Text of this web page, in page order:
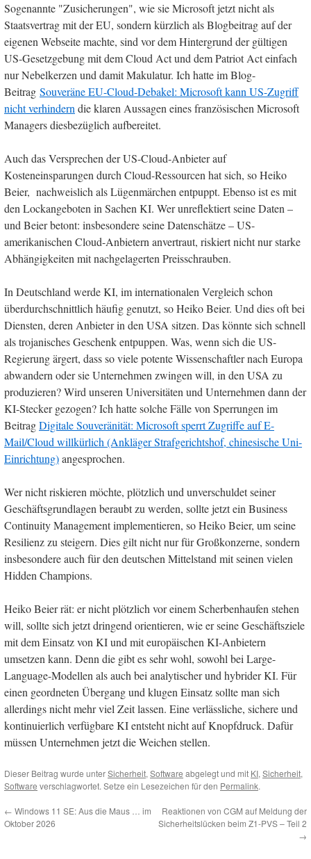
Sogenannte "Zusicherungen", wie sie Microsoft jetzt nicht als
Staatsvertrag mit der EU, sondern kürzlich als Blogbeitrag auf der
eigenen Webseite machte, sind vor dem Hintergrund der gültigen
US-Gesetzgebung mit dem Cloud Act und dem Patriot Act einfach
nur Nebelkerzen und damit Makulatur. Ich hatte im Blog-
Beitrag Souveräne EU-Cloud-Debakel: Microsoft kann US-Zugriff
nicht verhinderndie klaren Aussagen eines französischen Microsoft
Managers diesbezüglich aufbereitet.
Auch das Versprechen der US-Cloud-Anbieter auf
Kosteneinsparungen durch Cloud-Ressourcen hat sich, so Heiko
Beier, nachweislich als Lügenmärchen entpuppt. Ebenso ist es mit
den Lockangeboten in Sachen KI. Wer unreflektiert seine Daten –
und Beier betont: insbesondere seine Datenschätze – US-
amerikanischen Cloud-Anbietern anvertraut, riskiert nicht nur starke
Abhängigkeiten mit nachgelagerten Preisschrauben.
In Deutschland werde KI, im internationalen Vergleich schon
überdurchschnittlich häufig genutzt, so Heiko Beier. Und dies oft bei
Diensten, deren Anbieter in den USA sitzen. Das könnte sich schnell
als trojanisches Geschenk entpuppen. Was, wenn sich die US-
Regierung ärgert, dass so viele potente Wissenschaftler nach Europa
abwandern oder sie Unternehmen zwingen will, in den USA zu
produzieren? Wird unseren Universitäten und Unternehmen dann der
KI-Stecker gezogen? Ich hatte solche Fälle von Sperrungen im
BeitragDigitale Souveränität: Microsoft sperrt Zugriffe auf E-
Mail/Cloud willkürlich (Ankläger Strafgerichtshof, chinesische Uni-
Einrichtung)angesprochen.
Wer nicht riskieren möchte, plötzlich und unverschuldet seiner
Geschäftsgrundlagen beraubt zu werden, sollte jetzt ein Business
Continuity Management implementieren, so Heiko Beier, um seine
Resilienz zu steigern. Dies gilt nicht nur für Großkonzerne, sondern
insbesondere auch für den deutschen Mittelstand mit seinen vielen
Hidden Champions.
Heiko Beier rät: er nicht plötzlich vor einem Scherbenhaufen stehen
will, sollte sich jetzt dringend orientieren, wie er seine Geschäftsziele
mit dem Einsatz von KI und mit europäischen KI-Anbietern
umsetzen kann. Denn die gibt es sehr wohl, sowohl bei Large-
Language-Modellen als auch bei analytischer und hybrider KI. Für
einen geordneten Übergang und klugen Einsatz sollte man sich
allerdings nicht mehr viel Zeit lassen. Eine verlässliche, sichere und
kontinuierlich verfügbare KI entsteht nicht auf Knopfdruck. Dafür
müssen Unternehmen jetzt die Weichen stellen.
Dieser Beitrag wurde unterSicherheit, Software abgelegt und mit KI, Sicherheit,
Software verschlagwortet. Setze ein Lesezeichen für den Permalink.
← Windows 11 SE: Aus die Maus … im
Oktober 2026
Reaktionen von CGM auf Meldung der
Sicherheitslücken beim Z1-PVS – Teil 2
→